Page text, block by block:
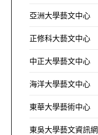
亞洲大學藝文中心
正修科大藝文中心
中正大學藝文中心
海洋大學藝文中心
東華大學藝術中心
東吳大學藝文資訊網